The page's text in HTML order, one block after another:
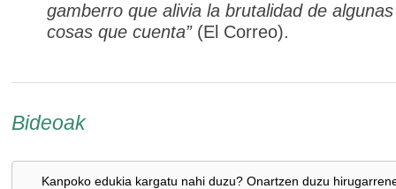
gamberro que alivia la brutalidad de
cosas que cuenta”(El Correo).
Bideoak
Kanpoko edukia kargatu nahi duzu? Onartzen duzu